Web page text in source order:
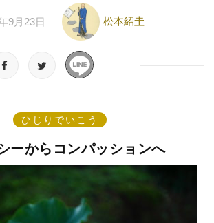
9月23日 松本紹圭
ひじりでいこう
ーからコンパッションへ